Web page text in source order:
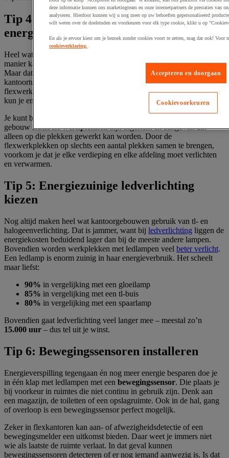
Tip 4: Flexibel werken in het
energiezuinige FlexOffice
Heel wat werknemers vinden flexibel werken een must. Op die
manier kan iedereen werken waar, wanneer en hoe hij of zij dat wilt.
Maar dat betekent niet dat je met een gigantische energieverspillende
kantoortuin hoeft te werken. Je hoeft ook niet door het hele gebouw
flexwerkplekken aan te bieden. Sterker nog, net met eenFlexOffice
kun je energiezuinige keuzes maken.
Je kunt bijvoorbeeld zorgen dat er alleen op bepaalde plekken in het
gebouw flexibele werkplekkenzijn ingericht en aangeven dat
alleen op die plekken gewerkt kan worden. Door de
flexwerkplekken op slechts een aantal plekken samen te brengen,
voorkom je dat je elke verdieping en elke afdeling moet verlichten
en verwarmen.
Tip 5: Energiezuinige ledverlichting
kiezen
Nog altijd maken heel wat kantoorgebouwen gebruik van tl- en
halogeenverlichting. Dat is jammer, want bij ledverlichting liggen de
energiekosten beduidend lager dan bij de meeste andere lampen.
Bovendien worden werkplekken met ledlampen veel beter verlicht.
Een ledlamp is enorm zuinig in haar energieverbruik. Het scheelt
maar liefst:
90% in vergelijking met een gloeilamp
85% in vergelijking met een tl-buis
80% in vergelijking met een spaarlamp
Bovendien gaat ledverlichting veel langer mee – meestal zo’n
15.000 uur – dus tel uit je winst.
Tip 6: Bewegingssensoren installeren
Energieverspilling tegengaan én nog meer energie besparen doe je
in één klap met ledlampen met een bewegingssensor. Die plaats je
bij voorkeur in ruimtes die niet continu in gebruik zijn. Denk aan
een magazijn, de toiletten of een opslagruimte. Ook in de hal, gang
of overloop is een bewegingssensor perfect mogelijk.
Zeker in flexkantoren kan aan- of afwezigheidsdetectie of een
bewegingsmelder een uitkomst bieden. Daar weet je immers niet
wie als laatste de ruimte verlaat. In dat geval kunnen
bewegingssensoren detecteren of er nog iemand aanwezig is. Is dat
deze informatie kunnen ons marketingteam en onze internetpartners de prestaties van
analyseren. Hierdoor kunnen wij u nog meer op uw behoeften gepersonaliseerd
wilt weten over de doeleinden en voorkeuren voor elk type cookie, klikt u op
En als je ervoor kiest om je bezoek zonder cookies voort te zetten, mag dat ook! Voor
cookieverklaring.
Accepteren en doorgaan
Cookievoorkeuren